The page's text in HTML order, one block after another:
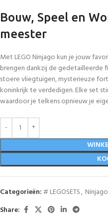
Bouw, Speel en
meester
Met LEGO Ninjago kun je jouw
brengen dankzij de gedetailleerde
stoere vliegtuigen, mysterieuze
koninkrijk te verdedigen. Elke set
waardoor je telkens opnieuw je
Categorieën:# LEGOSETS, Ninjago
Share: